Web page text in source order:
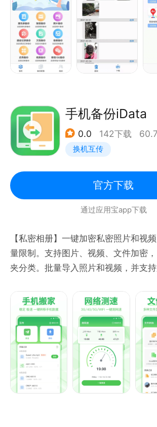
手机备份iData
0.0 142下载
换机互传
官方下载
通过应用宝app下载
【私密相册】一键加密私密照片和视
量限制。支持图片、视频、文件加密
夹分类。批量导入照片和视频，并支
的隐私空间。
【手机互传】支持手机文件互传发送
查看传输记录，支持应用、图片、音频
传，可以快速的进行手机搬家，是您的
【文件转换】支持图片转PDF、TXT转
PDF、PDF转图片等多种格式转换。